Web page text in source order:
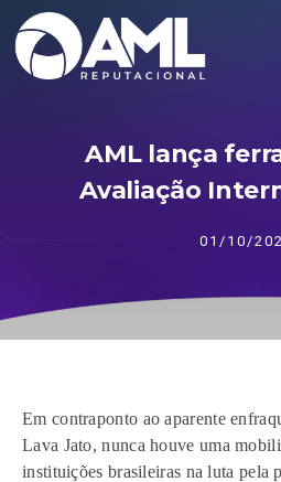
AML lança
Avaliação
01/10/
Em contraponto ao aparente
Lava Jato, nunca houve uma
instituições brasileiras na luta pela